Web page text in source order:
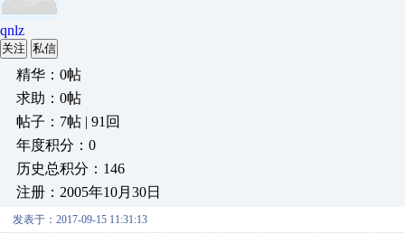
qnlz
关注 私信
精华：0帖
求助：0帖
帖子：7帖 | 91回
年度积分：0
历史总积分：146
注册：2005年10月30日
发表于：2017-09-15 11:31:13